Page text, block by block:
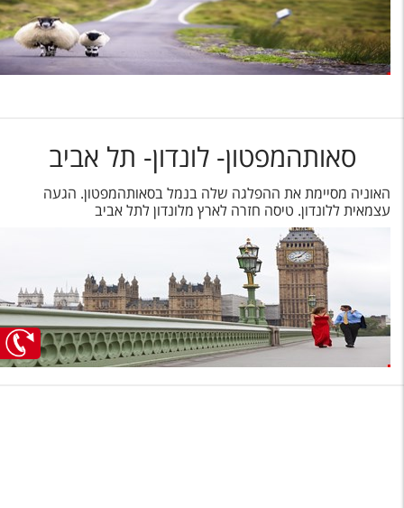
סאותהמפטון- לונדון- תל אביב
האוניה מסיימת את ההפלגה שלה בנמל בסאותהמפטון. הגעה
עצמאית ללונדון. טיסה חזרה לארץ מלונדון לתל אביב